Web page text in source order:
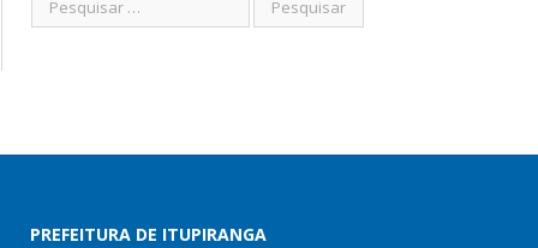
PREFEITURA DE ITUPIRANGA